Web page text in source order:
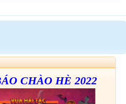
CHÀO HÈ 2022